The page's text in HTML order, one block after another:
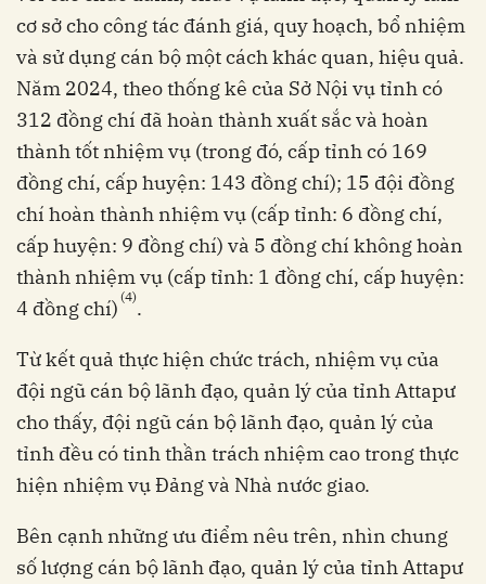
cơ sở cho công tác đánh giá, quy hoạch, bổ nhiệm
và sử dụng cán bộ một cách khác quan, hiệu quả.
Năm 2024, theo thống kê của Sở Nội vụ tỉnh có
312 đồng chí đã hoàn thành xuất sắc và hoàn
thành tốt nhiệm vụ (trong đó, cấp tỉnh có 169
đồng chí, cấp huyện: 143 đồng chí); 15 đội đồng
chí hoàn thành nhiệm vụ (cấp tỉnh: 6 đồng chí,
cấp huyện: 9 đồng chí) và 5 đồng chí không hoàn
thành nhiệm vụ (cấp tỉnh: 1 đồng chí, cấp huyện:
4 đồng chí) (4).
Từ kết quả thực hiện chức trách, nhiệm vụ của
đội ngũ cán bộ lãnh đạo, quản lý của tỉnh Attapư
cho thấy, đội ngũ cán bộ lãnh đạo, quản lý của
tỉnh đều có tinh thần trách nhiệm cao trong thực
hiện nhiệm vụ Đảng và Nhà nước giao.
Bên cạnh những ưu điểm nêu trên, nhìn chung
số lượng cán bộ lãnh đạo, quản lý của tỉnh Attapư